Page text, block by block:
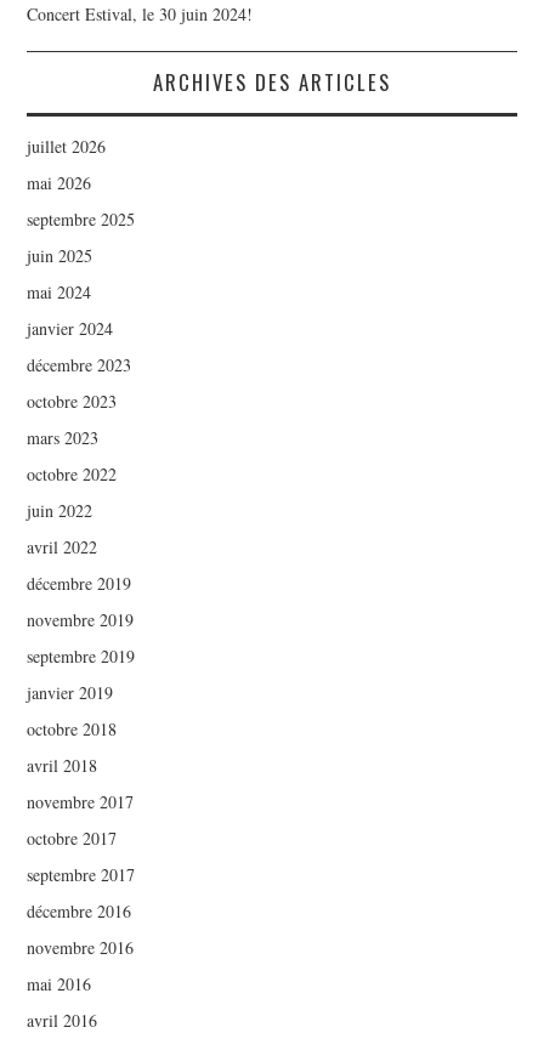
Concert Estival, le 30 juin 2024!
ARCHIVES DES ARTICLES
juillet 2026
mai 2026
septembre 2025
juin 2025
mai 2024
janvier 2024
décembre 2023
octobre 2023
mars 2023
octobre 2022
juin 2022
avril 2022
décembre 2019
novembre 2019
septembre 2019
janvier 2019
octobre 2018
avril 2018
novembre 2017
octobre 2017
septembre 2017
décembre 2016
novembre 2016
mai 2016
avril 2016